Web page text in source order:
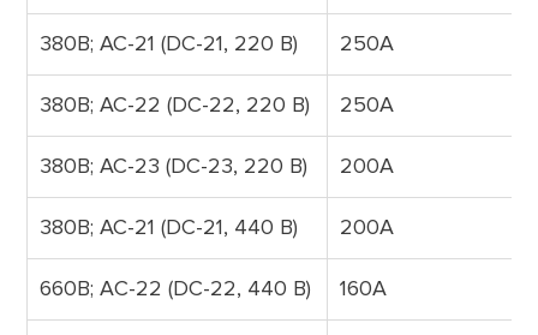
380В; АС-21 (DC-21, 220 B) 250А
380В; АС-22 (DC-22, 220 B) 250А
380В; АС-23 (DC-23, 220 B) 200А
380В; АС-21 (DC-21, 440 B) 200А
660В; AС-22 (DC-22, 440 B) 160А